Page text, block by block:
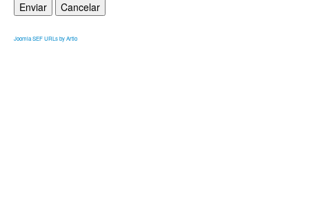
Enviar Cancelar
Joomla SEF URLs by Artio